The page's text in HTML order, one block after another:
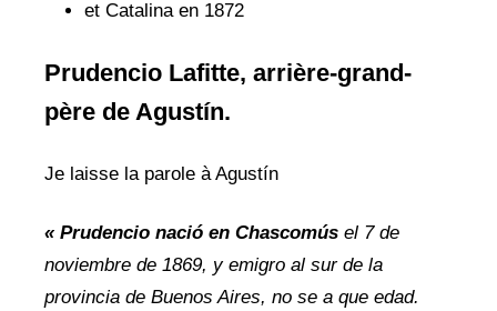
et Catalina en 1872
Prudencio Lafitte, arrière-grand-
père de Agustín.
Je laisse la parole à Agustín
« Prudencio nació en Chascomús el 7 de
noviembre de 1869, y emigro al sur de la
provincia de Buenos Aires, no se a que edad.